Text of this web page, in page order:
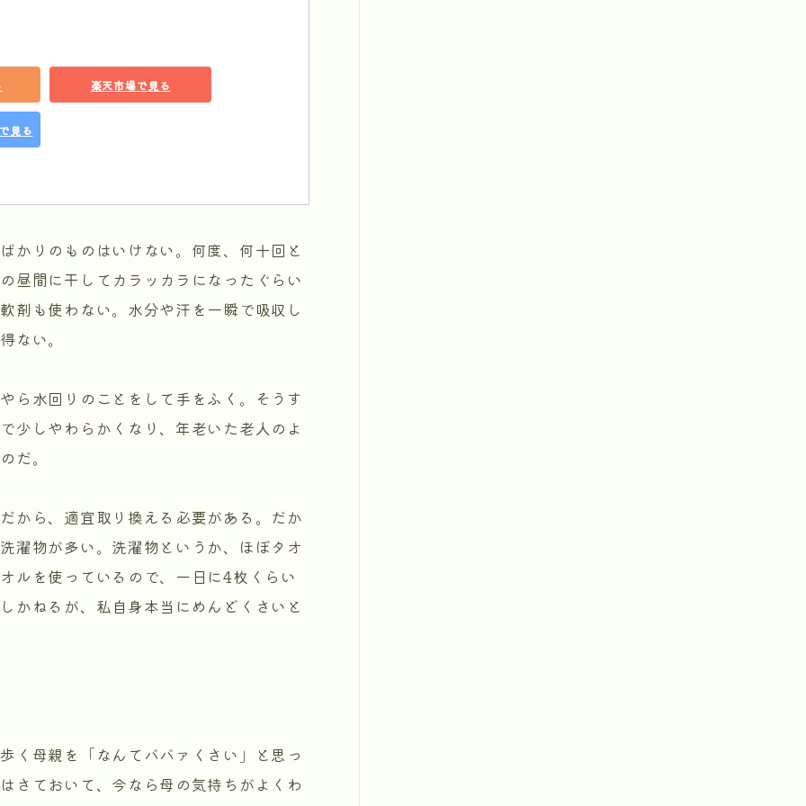
楽天市場で見る
見る
りのものはいけない。何度、何十回と
昼間に干してカラッカラになったぐらい
剤も使わない。水分や汗を一瞬で吸収し
ない。
水回りのことをして手をふく。そうす
少しやわらかくなり、年老いた老人のよ
だ。
ら、適宜取り換える必要がある。だか
濯物が多い。洗濯物というか、ほぼタオ
ルを使っているので、一日に4枚くらい
かねるが、私自身本当にめんどくさいと
母親を「なんてババァくさい」と思っ
さておいて、今なら母の気持ちがよくわ